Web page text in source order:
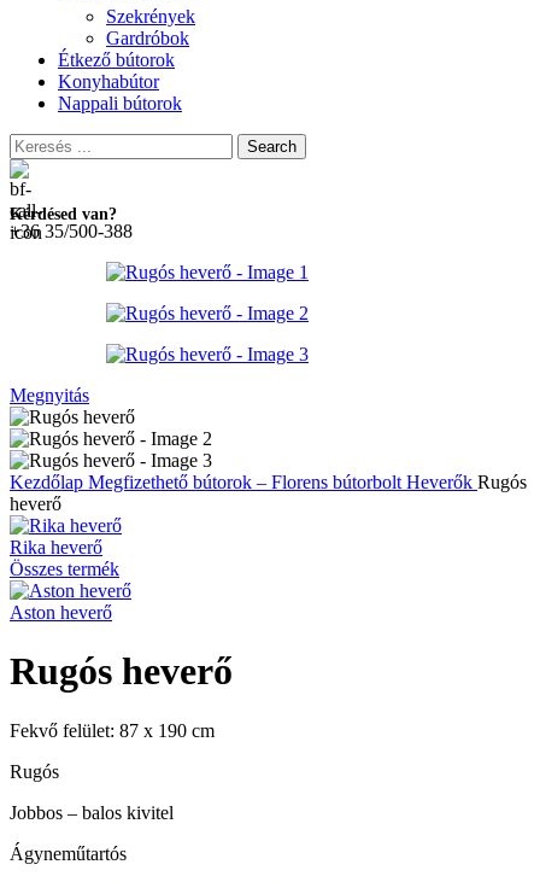
Szekrények
Gardróbok
Étkező bútorok
Konyhabútor
Nappali bútorok
Search
Kérdésed van?
+36 35/500-388
Megnyitás
Kezdőlap Megfizethető bútorok – Florens bútorbolt Heverők Rugós
heverő
Rika heverő
Összes termék
Aston heverő
Rugós heverő
Fekvő felület: 87 x 190 cm
Rugós
Jobbos – balos kivitel
Ágyneműtartós